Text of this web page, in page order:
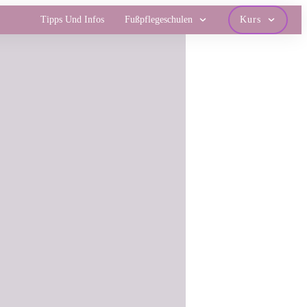
Tipps Und Infos Fußpflegeschulen Kurs